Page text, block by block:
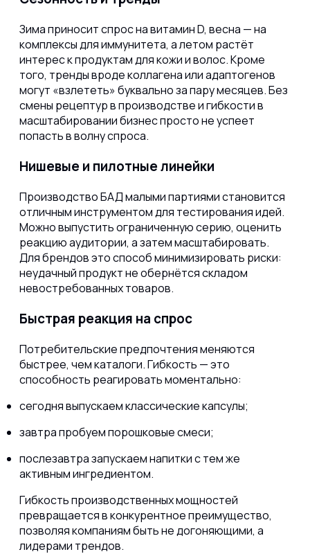
Зима приносит спрос на витамин D, весна — на
комплексы для иммунитета, а летом растёт
интерес к продуктам для кожи и волос. Кроме
того, тренды вроде коллагена или адаптогенов
могут «взлететь» буквально за пару месяцев. Без
смены рецептур в производстве и гибкости в
масштабировании бизнес просто не успеет
попасть в волну спроса.
Нишевые и пилотные линейки
Производство БАД малыми партиями становится
отличным инструментом для тестирования идей.
Можно выпустить ограниченную серию, оценить
реакцию аудитории, а затем масштабировать.
Для брендов это способ минимизировать риски:
неудачный продукт не обернётся складом
невостребованных товаров.
Быстрая реакция на спрос
Потребительские предпочтения меняются
быстрее, чем каталоги. Гибкость — это
способность реагировать моментально:
сегодня выпускаем классические капсулы;
завтра пробуем порошковые смеси;
послезавтра запускаем напитки с тем же
активным ингредиентом.
Гибкость производственных мощностей
превращается в конкурентное преимущество,
позволяя компаниям быть не догоняющими, а
лидерами трендов.